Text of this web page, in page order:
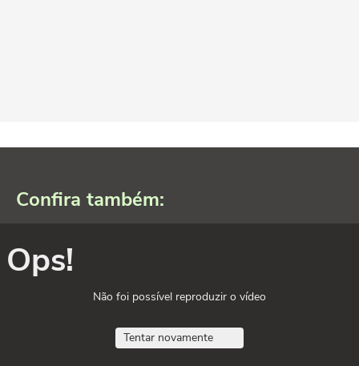
Confira também:
Ops!
Não foi possível reproduzir o vídeo
Tentar novamente